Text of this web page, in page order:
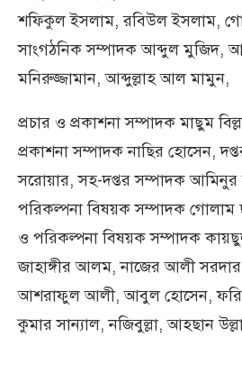
শফিকুল ইসলাম, রবিউল ইসলাম,
সাংগঠনিক সম্পাদক আব্দুল মুজিদ,
মনিরুজ্জামান, আব্দুল্লাহ আল মামুন,
প্রচার ও প্রকাশনা সম্পাদক মাছুম
প্রকাশনা সম্পাদক নাছির হোসেন,
সরোয়ার, সহ-দপ্তর সম্পাদক আমিনুর
পরিকল্পনা বিষয়ক সম্পাদক গোলাম
ও পরিকল্পনা বিষয়ক সম্পাদক
জাহাঙ্গীর আলম, নাজের আলী
আশরাফুল আলী, আবুল হোসেন,
কুমার সান্যাল, নজিবুল্লা, আহছান